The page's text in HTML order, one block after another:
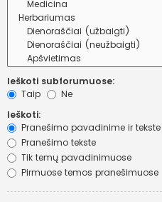
Ieškoti subforumuose:
Taip
Ne
Ieškoti:
Pranešimo pavadinime ir tekste
Pranešimo tekste
Tik temų pavadinimuose
Pirmuose temos pranešimuose